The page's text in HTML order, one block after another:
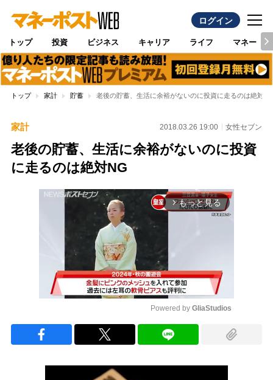
ログイン
トップ 投資 ビジネス キャリア ライフ マネー
トップ 家計 貯蓄 老後の貯蓄、生活に余裕がないのに投資に走るのは絶対
家計 2018.03.26 19:00 女性セブン
老後の貯蓄、生活に余裕がないのに投資
に走るのは絶対NG
arrow_forward_ios もっと見る
Powered by GliaStudios